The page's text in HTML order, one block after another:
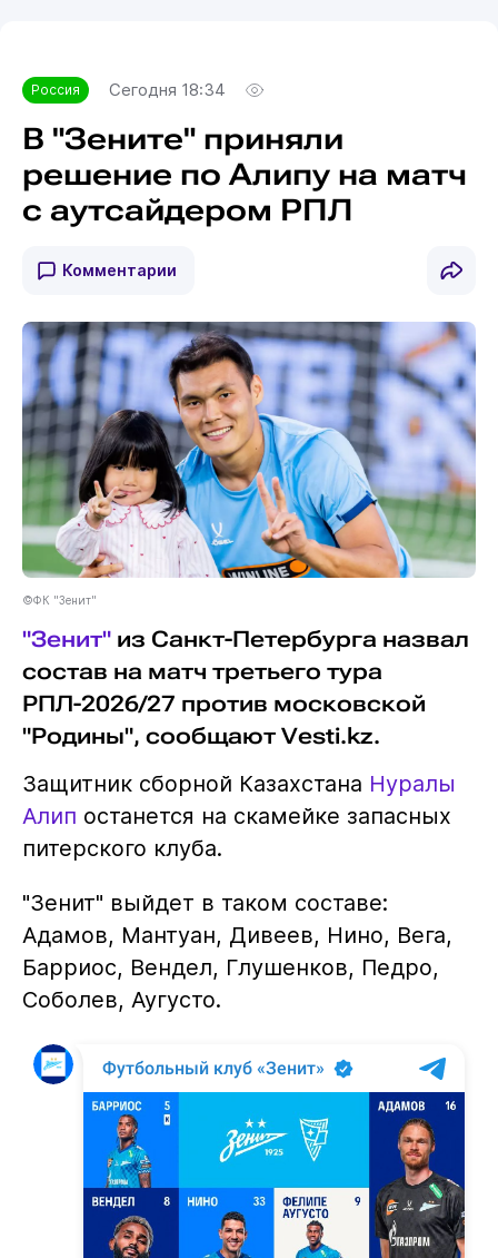
Россия Сегодня 18:34
В "Зените" приняли
решение по Алипу на матч
с аутсайдером РПЛ
Комментарии
©ФК "Зенит"
"Зенит"из Санкт-Петербурга назвал
состав на матч третьего тура
РПЛ-2026/27 против московской
"Родины", сообщают Vesti.kz.
Защитник сборной Казахстана Нуралы
Алип останется на скамейке запасных
питерского клуба.
"Зенит" выйдет в таком составе:
Адамов, Мантуан, Дивеев, Нино, Вега,
Барриос, Вендел, Глушенков, Педро,
Соболев, Аугусто.